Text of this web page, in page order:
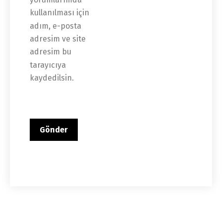
kullanılması için
adım, e-posta
adresim ve site
adresim bu
tarayıcıya
kaydedilsin.